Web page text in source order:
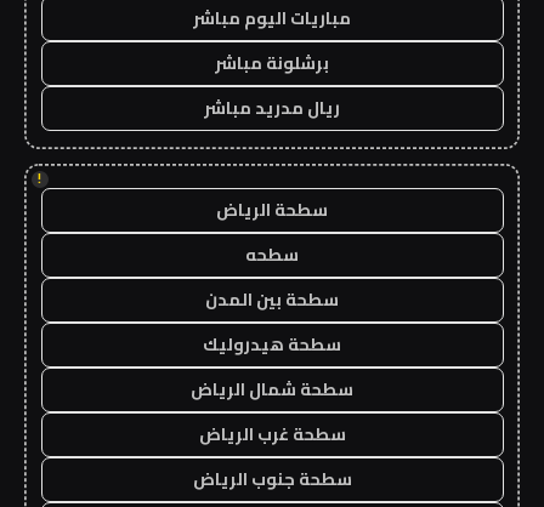
مباريات اليوم مباشر
برشلونة مباشر
ريال مدريد مباشر
!
سطحة الرياض
سطحه
سطحة بين المدن
سطحة هيدروليك
سطحة شمال الرياض
سطحة غرب الرياض
سطحة جنوب الرياض